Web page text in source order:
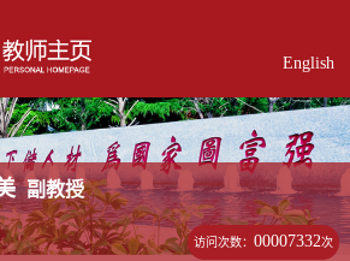
English
副教授
访问次数：00007332次